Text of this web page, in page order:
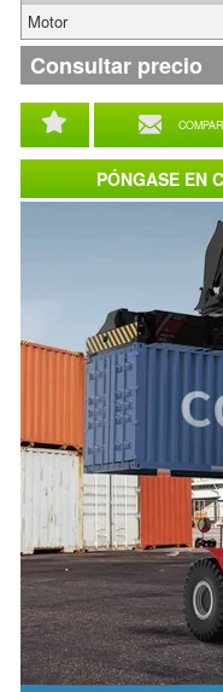
Motor
Consultar precio
PÓNGASE EN